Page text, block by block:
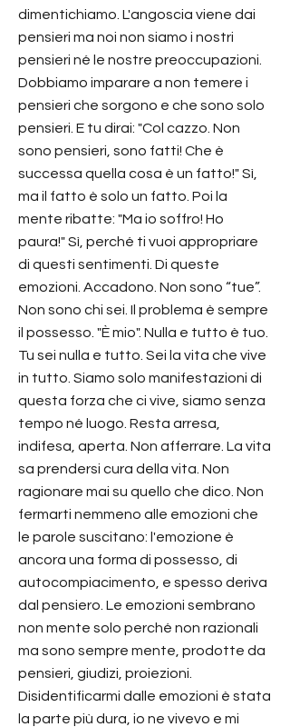
dimentichiamo. L'angoscia viene dai
pensieri ma noi non siamo i nostri
pensieri né le nostre preoccupazioni.
Dobbiamo imparare a non temere i
pensieri che sorgono e che sono solo
pensieri. E tu dirai: "Col cazzo. Non
sono pensieri, sono fatti! Che è
successa quella cosa è un fatto!" Sì,
ma il fatto è solo un fatto. Poi la
mente ribatte: "Ma io soffro! Ho
paura!" Sì, perché ti vuoi appropriare
di questi sentimenti. Di queste
emozioni. Accadono. Non sono “tue”.
Non sono chi sei. Il problema è sempre
il possesso. "È mio". Nulla e tutto è tuo.
Tu sei nulla e tutto. Sei la vita che vive
in tutto. Siamo solo manifestazioni di
questa forza che ci vive, siamo senza
tempo né luogo. Resta arresa,
indifesa, aperta. Non afferrare. La vita
sa prendersi cura della vita. Non
ragionare mai su quello che dico. Non
fermarti nemmeno alle emozioni che
le parole suscitano: l'emozione è
ancora una forma di possesso, di
autocompiacimento, e spesso deriva
dal pensiero. Le emozioni sembrano
non mente solo perché non razionali
ma sono sempre mente, prodotte da
pensieri, giudizi, proiezioni.
Disidentificarmi dalle emozioni è stata
la parte più dura, io ne vivevo e mi